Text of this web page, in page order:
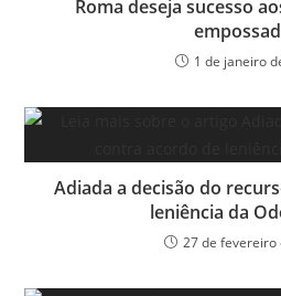
Roma deseja sucesso
1 de janeiro
Adiada a decisão do
leniência da
27 de fevereiro